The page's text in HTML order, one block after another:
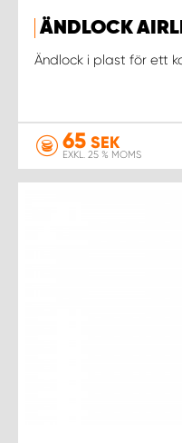
ÄNDLOCK
Ändlock i plast för ett
65 SEK
EXKL. 25 % MOMS